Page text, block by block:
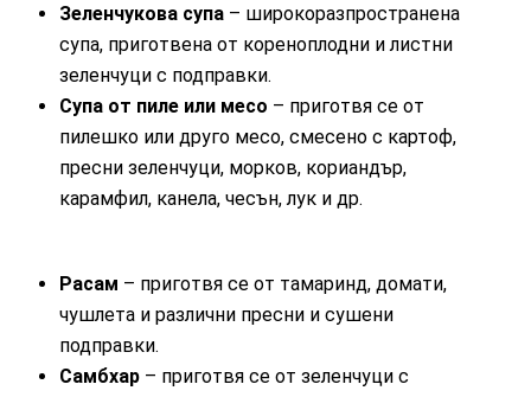
Зеленчукова супа – широкоразпространена
супа, приготвена от кореноплодни и листни
зеленчуци с подправки.
Супа от пиле или месо – приготвя се от
пилешко или друго месо, смесено с картоф,
пресни зеленчуци, морков, кориандър,
карамфил, канела, чесън, лук и др.
Расам – приготвя се от тамаринд, домати,
чушлета и различни пресни и сушени
подправки.
Самбхар – приготвя се от зеленчуци с